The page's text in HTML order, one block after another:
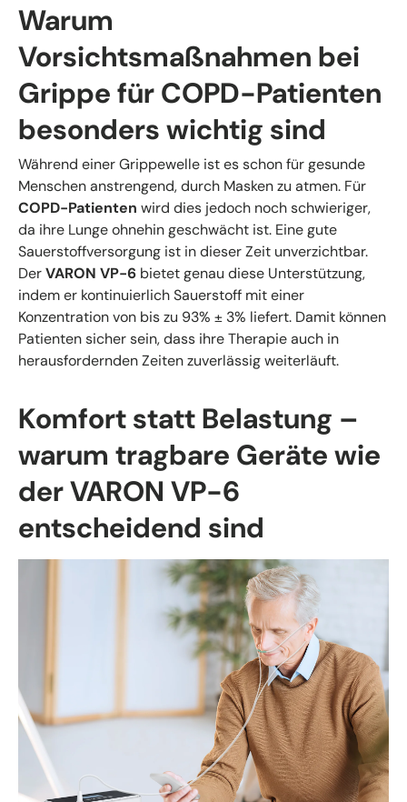
Warum
Vorsichtsmaßnahmen bei
Grippe für COPD-Patienten
besonders wichtig sind
Während einer Grippewelle ist es schon für gesunde
Menschen anstrengend, durch Masken zu atmen. Für
COPD-Patienten wird dies jedoch noch schwieriger,
da ihre Lunge ohnehin geschwächt ist. Eine gute
Sauerstoffversorgung ist in dieser Zeit unverzichtbar.
DerVARON VP-6 bietet genau diese Unterstützung,
indem er kontinuierlich Sauerstoff mit einer
Konzentration von bis zu 93% ± 3% liefert. Damit können
Patienten sicher sein, dass ihre Therapie auch in
herausfordernden Zeiten zuverlässig weiterläuft.
Komfort statt Belastung –
warum tragbare Geräte wie
der VARON VP-6
entscheidend sind